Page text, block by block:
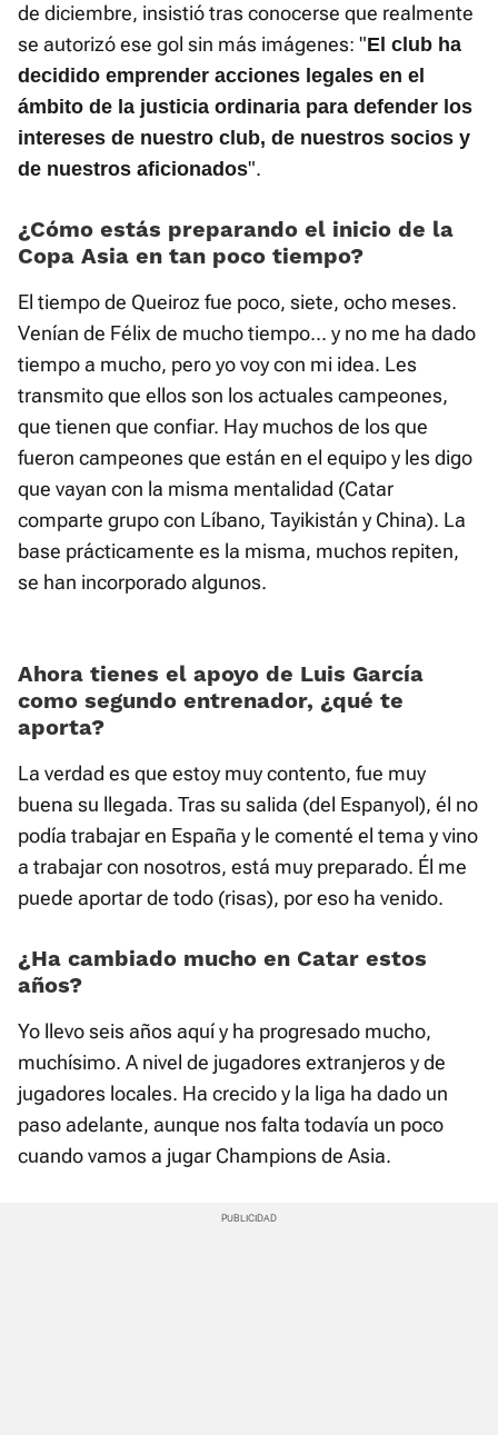
de diciembre, insistió tras conocerse que realmente
se autorizó ese gol sin más imágenes: "El club ha
decidido emprender acciones legales en el
ámbito de la justicia ordinaria para defender los
intereses de nuestro club, de nuestros socios y
de nuestros aficionados".
¿Cómo estás preparando el inicio de la
Copa Asia en tan poco tiempo?
El tiempo de Queiroz fue poco, siete, ocho meses.
Venían de Félix de mucho tiempo... y no me ha dado
tiempo a mucho, pero yo voy con mi idea. Les
transmito que ellos son los actuales campeones,
que tienen que confiar. Hay muchos de los que
fueron campeones que están en el equipo y les digo
que vayan con la misma mentalidad (Catar
comparte grupo con Líbano, Tayikistán y China). La
base prácticamente es la misma, muchos repiten,
se han incorporado algunos.
Ahora tienes el apoyo de Luis García
como segundo entrenador, ¿qué te
aporta?
La verdad es que estoy muy contento, fue muy
buena su llegada. Tras su salida (del Espanyol), él no
podía trabajar en España y le comenté el tema y vino
a trabajar con nosotros, está muy preparado. Él me
puede aportar de todo (risas), por eso ha venido.
¿Ha cambiado mucho en Catar estos
años?
Yo llevo seis años aquí y ha progresado mucho,
muchísimo. A nivel de jugadores extranjeros y de
jugadores locales. Ha crecido y la liga ha dado un
paso adelante, aunque nos falta todavía un poco
cuando vamos a jugar Champions de Asia.